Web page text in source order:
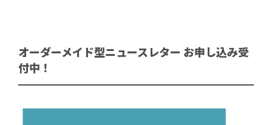
オーダーメイド型ニュースレター お申し込み受
付中！